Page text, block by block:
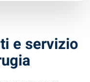
e servizio